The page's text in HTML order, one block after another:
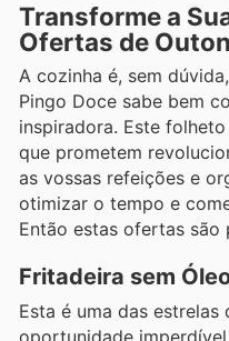
Transforme a
Ofertas de
A cozinha é, sem
Pingo Doce sabe bem
inspiradora. Este
que prometem
as vossas refeições e
otimizar o tempo e
Então estas ofertas são
Fritadeira sem
Esta é uma das
oportunidade